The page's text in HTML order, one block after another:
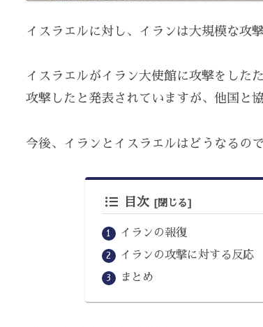
イスラエルに対し、イランは大規模な攻
イスラエルがイラン大使館に攻撃をした
攻撃したと発表されていますが、他国と
今後、イランとイスラエルはどうなるの
目次
イランの報復
イランの攻撃に対する反応
まとめ